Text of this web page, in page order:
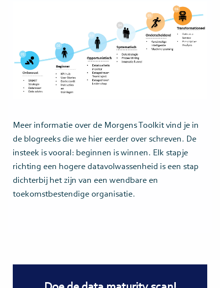
Meer informatie over de Morgens Toolkit vind je in
de blogreeks die we hier eerder over schreven. De
insteek is vooral: beginnen is winnen. Elk stapje
richting een hogere datavolwassenheid is een stap
dichterbij het zijn van een wendbare en
toekomstbestendige organisatie.